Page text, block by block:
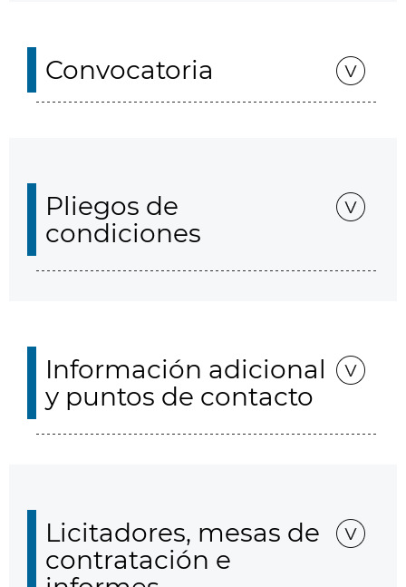
Convocatoria
Pliegos de
condiciones
Información adicional
y puntos de contacto
Licitadores, mesas de
contratación e